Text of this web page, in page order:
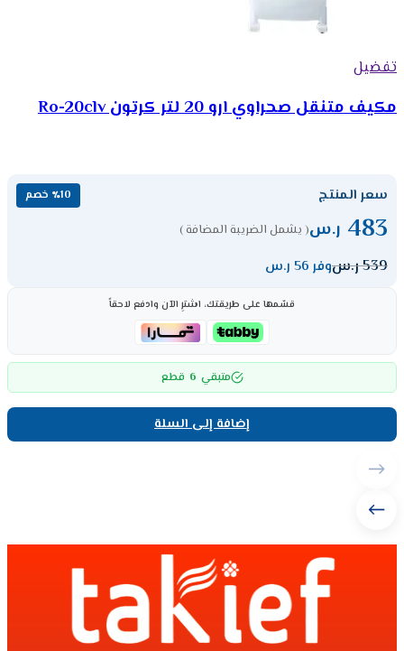
تفضيل
مكيف متنقل صحراوي ارو 20 لتر كرتون Ro-20clv
سعر المنتج ٪10 خصم
483 ر.س( يشمل الضريبة المضافة )
539ر.سوفر 56 ر.س
قسّمها على طريقتك، اشترِ الآن وادفع لاحقاً
متبقي 6 قطع
إضافة إلى السلة